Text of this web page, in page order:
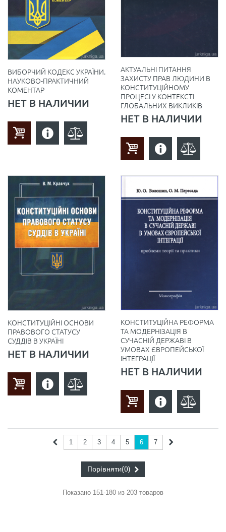
ВИБОРЧИЙ КОДЕКС УКРАЇНИ.
НАУКОВО-ПРАКТИЧНИЙ
КОМЕНТАР
НЕТ В НАЛИЧИИ
АКТУАЛЬНІ ПИТАННЯ
ЗАХИСТУ ПРАВ ЛЮДИНИ В
КОНСТИТУЦІЙНОМУ
ПРОЦЕСІ У КОНТЕКСТІ
ГЛОБАЛЬНИХ ВИКЛИКІВ
НЕТ В НАЛИЧИИ
КОНСТИТУЦІЙНІ ОСНОВИ
ПРАВОВОГО СТАТУСУ
СУДДІВ В УКРАЇНІ
НЕТ В НАЛИЧИИ
КОНСТИТУЦІЙНА РЕФОРМА
ТА МОДЕРНІЗАЦІЯ В
СУЧАСНІЙ ДЕРЖАВІ В
УМОВАХ ЄВРОПЕЙСЬКОЇ
ІНТЕГРАЦІЇ
НЕТ В НАЛИЧИИ
Показано 151-180 из 203 товаров
1 2 3 4 5 6 7
Порівняти(0)